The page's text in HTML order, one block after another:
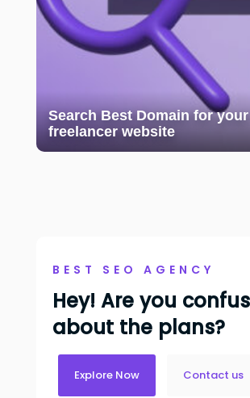
Search Best Domain for your
freelancer website
BEST SEO AGENCY
Hey! Are you
about the plans?
Explore Now Contact us